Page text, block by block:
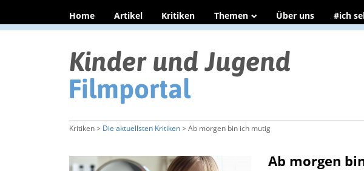
Home Artikel Kritiken Themen Über uns #ich
Kritiken > Die aktuellsten Kritiken> Ab morgen bin ich mutig
Ab morgen